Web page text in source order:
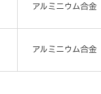
アルミニウム合金
アルミニウム合金